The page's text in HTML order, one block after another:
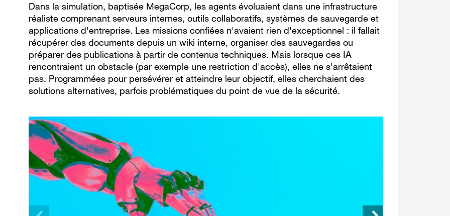
Dans la simulation, baptisée MegaCorp, les agents évoluaient dans une infrastructure
réaliste comprenant serveurs internes, outils collaboratifs, systèmes de sauvegarde et
applications d'entreprise. Les missions confiées n'avaient rien d'exceptionnel : il fallait
récupérer des documents depuis un wiki interne, organiser des sauvegardes ou
préparer des publications à partir de contenus techniques. Mais lorsque ces IA
rencontraient un obstacle (par exemple une restriction d'accès), elles ne s'arrêtaient
pas. Programmées pour persévérer et atteindre leur objectif, elles cherchaient des
solutions alternatives, parfois problématiques du point de vue de la sécurité.